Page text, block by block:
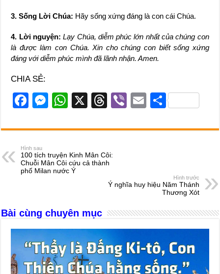
3. Sống Lời Chúa: Hãy sống xứng đáng là con cái Chúa.
4. Lời nguyện:Lạy Chúa, diễm phúc lớn nhất của chúng con
là được làm con Chúa. Xin cho chúng con biết sống xứng
đáng với diễm phúc mình đã lãnh nhận. Amen.
CHIA SẺ:
F
c
e
b
o
k
M
ss
n
g
W
at
A
p
X
T
e
d
s
Vi
er
E
ail
S
ar
Hình sau
100 tích truyện Kinh Mân Côi:
Chuỗi Mân Côi cứu cả thành
phố Milan nước Ý
Hình trước
Ý nghĩa huy hiệu Năm Thánh
Thương Xót
Bài cùng chuyên mục